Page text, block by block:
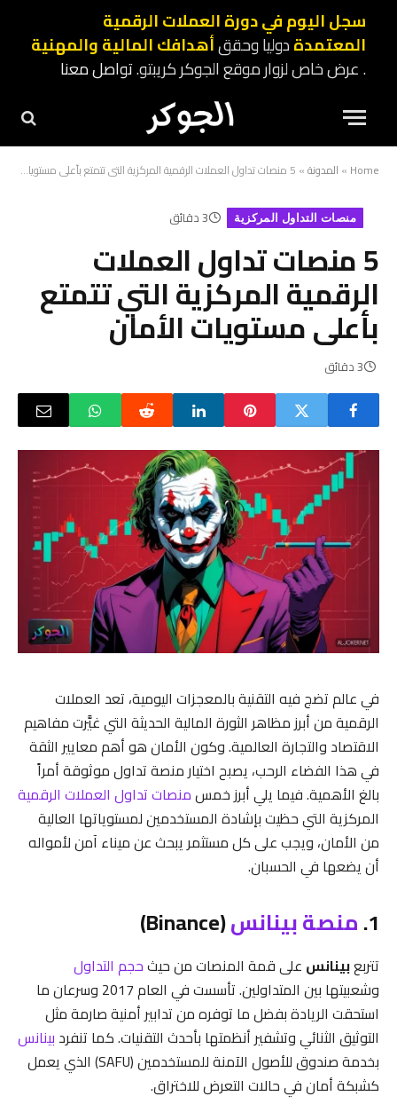
سجل اليوم في دورة العملات الرقمية
المعتمدةدوليا وحققأهدافك المالية والمهنية
. عرض خاص لزوار موقع الجوكر كريبتو.تواصل معنا
Home
» المدونة» 5 منصات تداول العملات الرقمية المركزية التي تتمتع بأعلى مستويات الأمان
منصات التداول المركزية 3 دقائق
5 منصات تداول العملات
الرقمية المركزية التي تتمتع
بأعلى مستويات الأمان
3 دقائق
في عالم تضج فيه التقنية بالمعجزات اليومية، تعد العملات
الرقمية من أبرز مظاهر الثورة المالية الحديثة التي غيَّرت مفاهيم
الاقتصاد والتجارة العالمية. وكون الأمان هو أهم معايير الثقة
في هذا الفضاء الرحب، يصبح اختيار منصة تداول موثوقة أمراً
بالغ الأهمية. فيما يلي أبرز خمسمنصات تداول العملات الرقمية
المركزية التي حظيت بإشادة المستخدمين لمستوياتها العالية
من الأمان، ويجب على كل مستثمر يبحث عن ميناء آمن لأمواله
أن يضعها في الحسبان.
1. منصة بينانس(Binance)
تتربعبينانس على قمة المنصات من حيثحجم التداول
وشعبيتها بين المتداولين. تأسست في العام 2017 وسرعان ما
استحقت الريادة بفضل ما توفره من تدابير أمنية صارمة مثل
التوثيق الثنائي وتشفير أنظمتها بأحدث التقنيات. كما تنفرد بينانس
بخدمة صندوق للأصول الآمنة للمستخدمين (SAFU) الذي يعمل
كشبكة أمان في حالات التعرض للاختراق.